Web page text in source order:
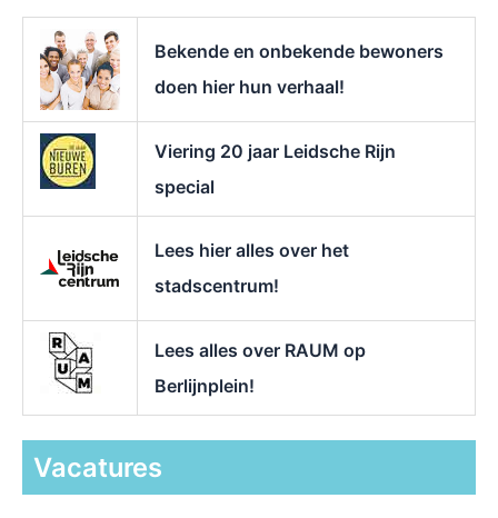
Bekende en onbekende bewoners
doen hier hun verhaal!
Viering 20 jaar Leidsche Rijn
special
Lees hier alles over het
stadscentrum!
Lees alles over RAUM op
Berlijnplein!
Vacatures